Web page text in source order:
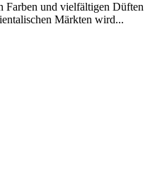
Farben und vielfältigen Düften
Märkten wird...